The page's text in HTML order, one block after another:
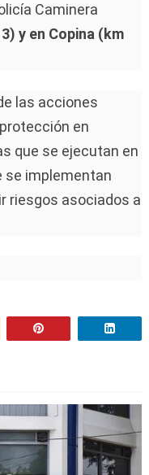
Caminera
y en Copina (km
las acciones
en
que se ejecutan en
se implementan
riesgos asociados a